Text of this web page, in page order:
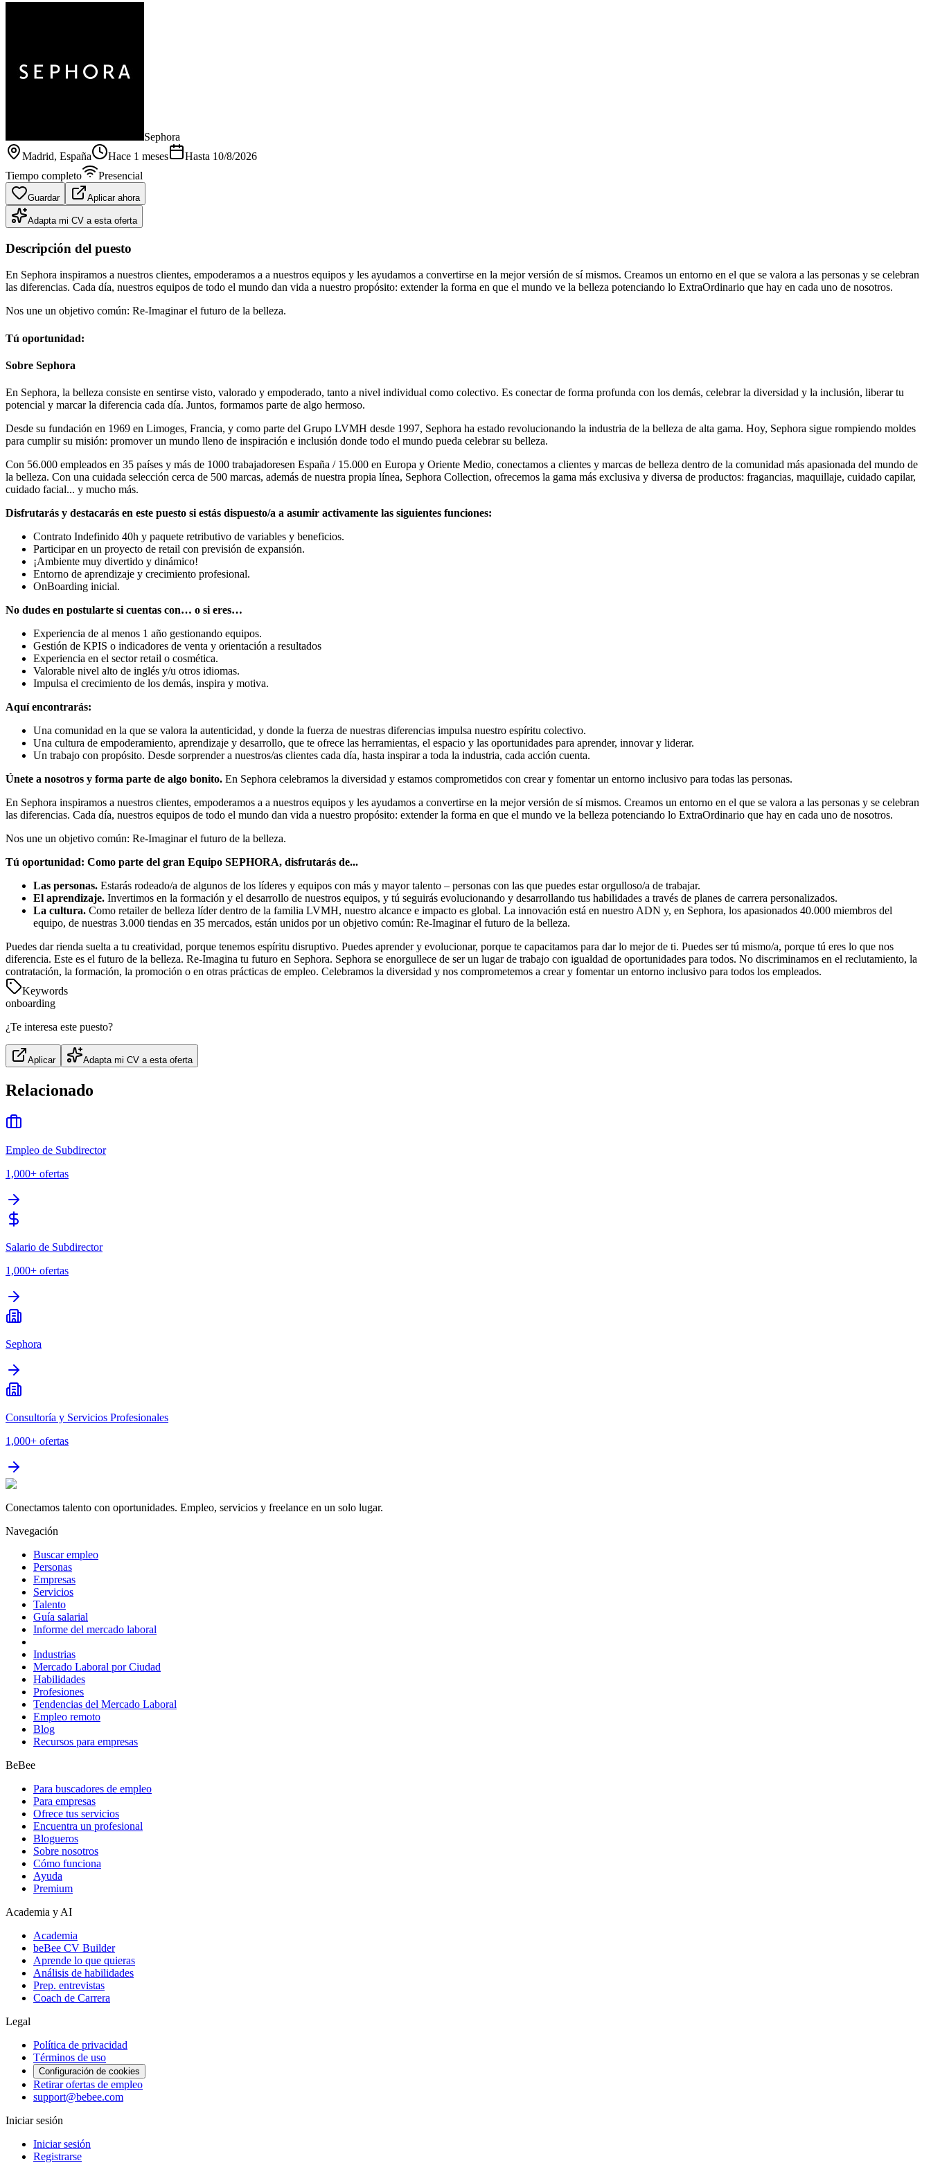
Sephora
Madrid, España Hace 1 meses Hasta 10/8/2026
Tiempo completo
Presencial
Guardar Aplicar ahora
Adapta mi CV a esta oferta
Descripción del puesto
En Sephora inspiramos a nuestros clientes, empoderamos a a nuestros equipos y les ayudamos a convertirse en la mejor versión de sí mismos. Creamos un entorno en el que se valora a las personas y se celebran
las diferencias. Cada día, nuestros equipos de todo el mundo dan vida a nuestro propósito: extender la forma en que el mundo ve la belleza potenciando lo ExtraOrdinario que hay en cada uno de nosotros.
Nos une un objetivo común: Re-Imaginar el futuro de la belleza.
Tú oportunidad:
Sobre Sephora
En Sephora, la belleza consiste en sentirse visto, valorado y empoderado, tanto a nivel individual como colectivo. Es conectar de forma profunda con los demás, celebrar la diversidad y la inclusión, liberar tu
potencial y marcar la diferencia cada día. Juntos, formamos parte de algo hermoso.
Desde su fundación en 1969 en Limoges, Francia, y como parte del Grupo LVMH desde 1997, Sephora ha estado revolucionando la industria de la belleza de alta gama. Hoy, Sephora sigue rompiendo moldes
para cumplir su misión: promover un mundo lleno de inspiración e inclusión donde todo el mundo pueda celebrar su belleza.
Con 56.000 empleados en 35 países y más de 1000 trabajadoresen España / 15.000 en Europa y Oriente Medio, conectamos a clientes y marcas de belleza dentro de la comunidad más apasionada del mundo de
la belleza. Con una cuidada selección cerca de 500 marcas, además de nuestra propia línea, Sephora Collection, ofrecemos la gama más exclusiva y diversa de productos: fragancias, maquillaje, cuidado capilar,
cuidado facial... y mucho más.
Disfrutarás y destacarás en este puesto si estás dispuesto/a a asumir activamente las siguientes funciones:
Contrato Indefinido 40h y paquete retributivo de variables y beneficios.
Participar en un proyecto de retail con previsión de expansión.
¡Ambiente muy divertido y dinámico!
Entorno de aprendizaje y crecimiento profesional.
OnBoarding inicial.
No dudes en postularte si cuentas con… o si eres…
Experiencia de al menos 1 año gestionando equipos.
Gestión de KPIS o indicadores de venta y orientación a resultados
Experiencia en el sector retail o cosmética.
Valorable nivel alto de inglés y/u otros idiomas.
Impulsa el crecimiento de los demás, inspira y motiva.
Aquí encontrarás:
Una comunidad en la que se valora la autenticidad, y donde la fuerza de nuestras diferencias impulsa nuestro espíritu colectivo.
Una cultura de empoderamiento, aprendizaje y desarrollo, que te ofrece las herramientas, el espacio y las oportunidades para aprender, innovar y liderar.
Un trabajo con propósito. Desde sorprender a nuestros/as clientes cada día, hasta inspirar a toda la industria, cada acción cuenta.
Únete a nosotros y forma parte de algo bonito. En Sephora celebramos la diversidad y estamos comprometidos con crear y fomentar un entorno inclusivo para todas las personas.
En Sephora inspiramos a nuestros clientes, empoderamos a a nuestros equipos y les ayudamos a convertirse en la mejor versión de sí mismos. Creamos un entorno en el que se valora a las personas y se celebran
las diferencias. Cada día, nuestros equipos de todo el mundo dan vida a nuestro propósito: extender la forma en que el mundo ve la belleza potenciando lo ExtraOrdinario que hay en cada uno de nosotros.
Nos une un objetivo común: Re-Imaginar el futuro de la belleza.
Tú oportunidad: Como parte del gran Equipo SEPHORA, disfrutarás de...
Las personas. Estarás rodeado/a de algunos de los líderes y equipos con más y mayor talento – personas con las que puedes estar orgulloso/a de trabajar.
El aprendizaje. Invertimos en la formación y el desarrollo de nuestros equipos, y tú seguirás evolucionando y desarrollando tus habilidades a través de planes de carrera personalizados.
La cultura. Como retailer de belleza líder dentro de la familia LVMH, nuestro alcance e impacto es global. La innovación está en nuestro ADN y, en Sephora, los apasionados 40.000 miembros del
equipo, de nuestras 3.000 tiendas en 35 mercados, están unidos por un objetivo común: Re-Imaginar el futuro de la belleza.
Puedes dar rienda suelta a tu creatividad, porque tenemos espíritu disruptivo. Puedes aprender y evolucionar, porque te capacitamos para dar lo mejor de ti. Puedes ser tú mismo/a, porque tú eres lo que nos
diferencia. Este es el futuro de la belleza. Re-Imagina tu futuro en Sephora. Sephora se enorgullece de ser un lugar de trabajo con igualdad de oportunidades para todos. No discriminamos en el reclutamiento, la
contratación, la formación, la promoción o en otras prácticas de empleo. Celebramos la diversidad y nos comprometemos a crear y fomentar un entorno inclusivo para todos los empleados.
Keywords
onboarding
¿Te interesa este puesto?
Aplicar Adapta mi CV a esta oferta
Relacionado
Empleo de Subdirector
1,000+ ofertas
Salario de Subdirector
1,000+ ofertas
Sephora
Consultoría y Servicios Profesionales
1,000+ ofertas
Conectamos talento con oportunidades. Empleo, servicios y freelance en un solo lugar.
Navegación
Buscar empleo
Personas
Empresas
Servicios
Talento
Guía salarial
Informe del mercado laboral
Industrias
Mercado Laboral por Ciudad
Habilidades
Profesiones
Tendencias del Mercado Laboral
Empleo remoto
Blog
Recursos para empresas
BeBee
Para buscadores de empleo
Para empresas
Ofrece tus servicios
Encuentra un profesional
Blogueros
Sobre nosotros
Cómo funciona
Ayuda
Premium
Academia y AI
Academia
beBee CV Builder
Aprende lo que quieras
Análisis de habilidades
Prep. entrevistas
Coach de Carrera
Legal
Política de privacidad
Términos de uso
Configuración de cookies
Retirar ofertas de empleo
support@bebee.com
Iniciar sesión
Iniciar sesión
Registrarse